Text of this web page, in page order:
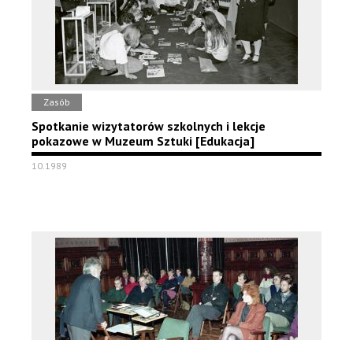
Zasób
Spotkanie wizytatorów szkolnych i lekcje
pokazowe w Muzeum Sztuki [Edukacja]
10.1989